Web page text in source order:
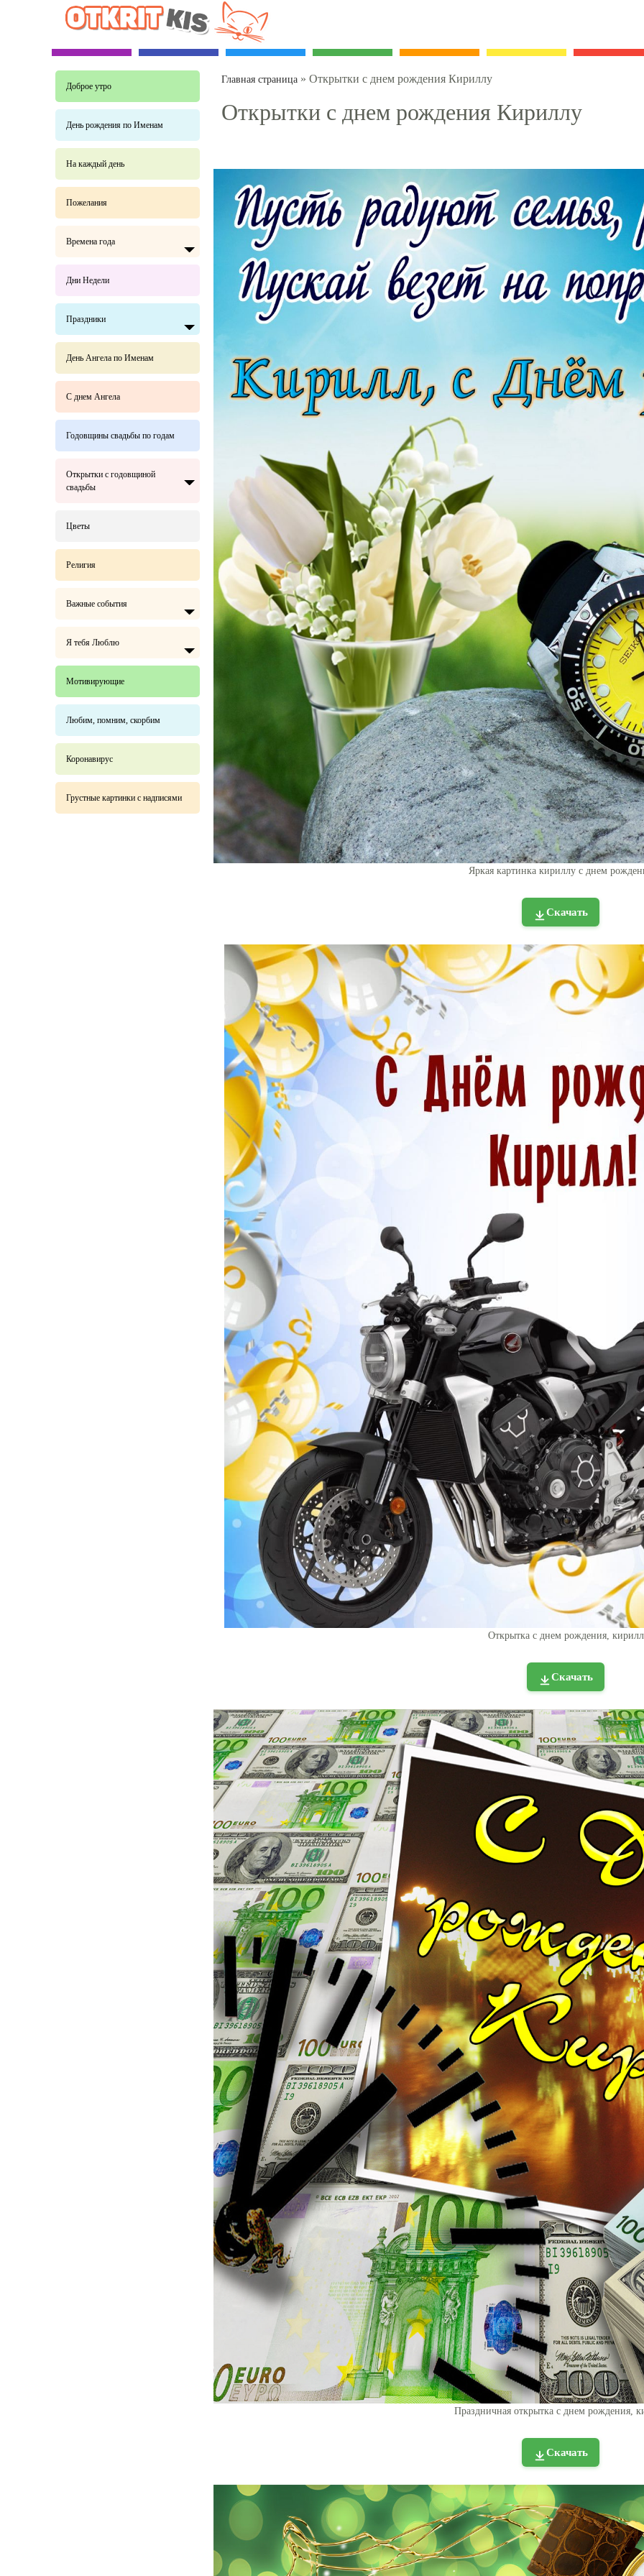
Доброе утро
День рождения по Именам
На каждый день
Пожелания
Времена года
Дни Недели
Праздники
День Ангела по Именам
С днем Ангела
Годовщины свадьбы по годам
Открытки с годовщиной
свадьбы
Цветы
Религия
Важные события
Я тебя Люблю
Мотивирующие
Любим, помним, скорбим
Коронавирус
Грустные картинки с надписями
Главная страница » Открытки с днем рождения Кириллу
Открытки с днем рождения Кириллу
Яркая картинка кириллу с днем
Скачать
Открытка с днем рождения, кирилл
Скачать
Праздничная открытка с днем рождения,
Скачать